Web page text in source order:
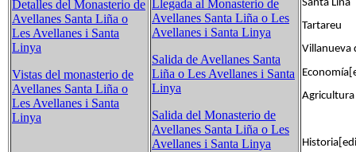
Detalles del Monasterio de
Avellanes Santa Liña o
Les Avellanes i Santa
Linya
Vistas del monasterio de
Avellanes Santa Liña o
Les Avellanes i Santa
Linya
Llegada al Monasterio de
Avellanes Santa Liña o Les
Avellanes i Santa Linya
Salida de Avellanes Santa
Liña o Les Avellanes i Santa
Linya
Salida del Monasterio de
Avellanes Santa Liña o Les
Avellanes i Santa Linya
Santa
Agricultura